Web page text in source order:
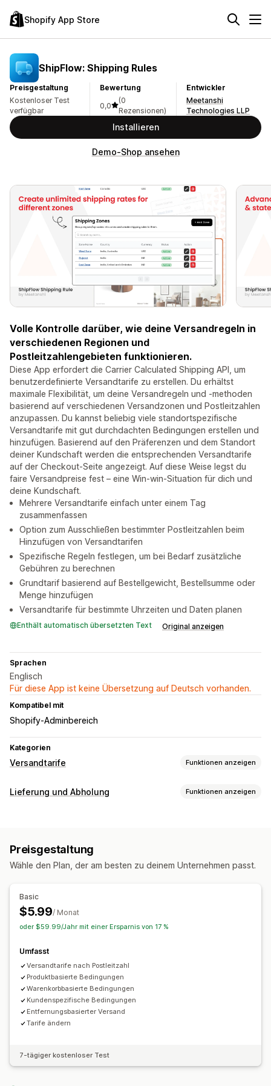
Shopify App Store
ShipFlow: Shipping Rules
Preisgestaltung
Kostenloser Test
verfügbar
Bewertung
0,0
(0
Rezensionen)
Entwickler
Meetanshi
Technologies LLP
Installieren
Demo-Shop ansehen
Volle Kontrolle darüber, wie deine Versandregeln in
verschiedenen Regionen und
Postleitzahlengebieten funktionieren.
Diese App erfordert die Carrier Calculated Shipping API, um
benutzerdefinierte Versandtarife zu erstellen. Du erhältst
maximale Flexibilität, um deine Versandregeln und -methoden
basierend auf verschiedenen Versandzonen und Postleitzahlen
anzupassen. Du kannst beliebig viele standortspezifische
Versandtarife mit gut durchdachten Bedingungen erstellen und
hinzufügen. Basierend auf den Präferenzen und dem Standort
deiner Kundschaft werden die entsprechenden Versandtarife
auf der Checkout-Seite angezeigt. Auf diese Weise legst du
faire Versandpreise fest – eine Win-win-Situation für dich und
deine Kundschaft.
Mehrere Versandtarife einfach unter einem Tag
zusammenfassen
Option zum Ausschließen bestimmter Postleitzahlen beim
Hinzufügen von Versandtarifen
Spezifische Regeln festlegen, um bei Bedarf zusätzliche
Gebühren zu berechnen
Grundtarif basierend auf Bestellgewicht, Bestellsumme oder
Menge hinzufügen
Versandtarife für bestimmte Uhrzeiten und Daten planen
Enthält automatisch übersetzten Text Original anzeigen
Sprachen
Englisch
Für diese App ist keine Übersetzung auf Deutsch vorhanden.
Kompatibel mit
Shopify-Adminbereich
Kategorien
Versandtarife Funktionen anzeigen
Tarifberechnung
Mehrere Zonen
PO-Box-Einschränkungen
Tarife ausblenden
Benutzerdefinierte Regeln
Lieferung und Abholung Funktionen anzeigen
Adressvalidierung
Preisgestaltung
Wähle den Plan, der am besten zu deinem Unternehmen passt.
Basic
$5.99/ Monat
oder $59.99/Jahr mit einer Ersparnis von 17 %
Umfasst
Versandtarife nach Postleitzahl
Produktbasierte Bedingungen
Warenkorbbasierte Bedingungen
Kundenspezifische Bedingungen
Entfernungsbasierter Versand
Tarife ändern
7-tägiger kostenloser Test